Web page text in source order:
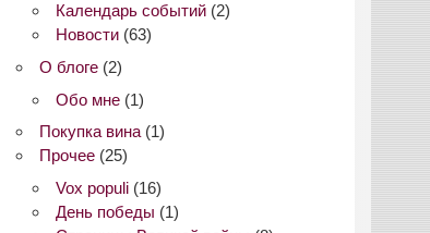
Календарь событий (2)
Новости (63)
О блоге (2)
Обо мне (1)
Покупка вина (1)
Прочее (25)
Vox populi (16)
День победы (1)